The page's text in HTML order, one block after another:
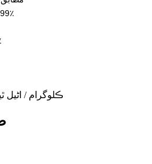
25 ڪلوگرام /